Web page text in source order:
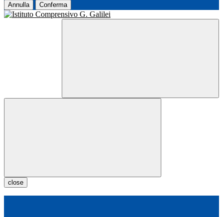
Annulla Conferma
close